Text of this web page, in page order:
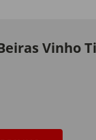
Vinho